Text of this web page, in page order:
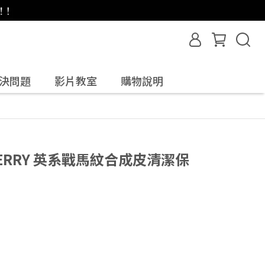
問題 影片教室 購物說明
英系戰馬紋合成皮清潔保